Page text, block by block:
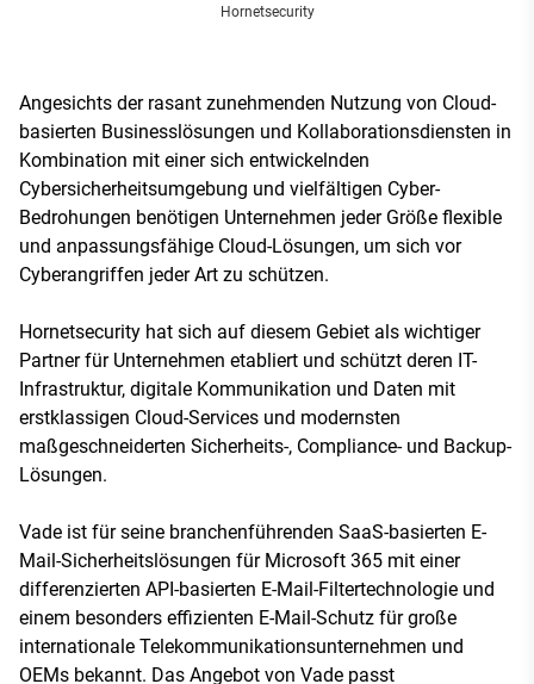
Hornetsecurity
Angesichts der rasant zunehmenden Nutzung von Cloud-
basierten Businesslösungen und Kollaborationsdiensten in
Kombination mit einer sich entwickelnden
Cybersicherheitsumgebung und vielfältigen Cyber-
Bedrohungen benötigen Unternehmen jeder Größe flexible
und anpassungsfähige Cloud-Lösungen, um sich vor
Cyberangriffen jeder Art zu schützen.
Hornetsecurity hat sich auf diesem Gebiet als wichtiger
Partner für Unternehmen etabliert und schützt deren IT-
Infrastruktur, digitale Kommunikation und Daten mit
erstklassigen Cloud-Services und modernsten
maßgeschneiderten Sicherheits-, Compliance- und Backup-
Lösungen.
Vade ist für seine branchenführenden SaaS-basierten E-
Mail-Sicherheitslösungen für Microsoft 365 mit einer
differenzierten API-basierten E-Mail-Filtertechnologie und
einem besonders effizienten E-Mail-Schutz für große
internationale Telekommunikationsunternehmen und
OEMs bekannt. Das Angebot von Vade passt